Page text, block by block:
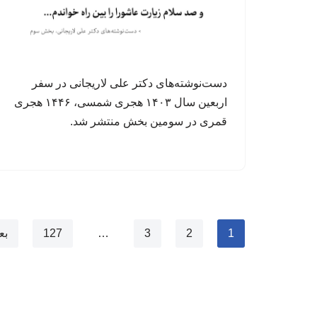
دست‌نوشته‌های دکتر علی لاریجانی در سفر
اربعین سال ۱۴۰۳ هجری شمسی، ۱۴۴۶ هجری
قمری در سومین بخش منتشر شد.
1
2
3
…
127